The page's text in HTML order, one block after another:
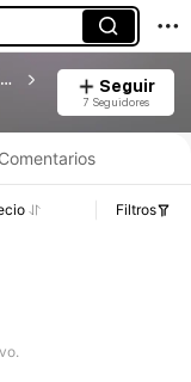
WOMEN'S JEWELRY CUSTOMIZATION Seguir
7 Seguidores
Comentarios
Filtros